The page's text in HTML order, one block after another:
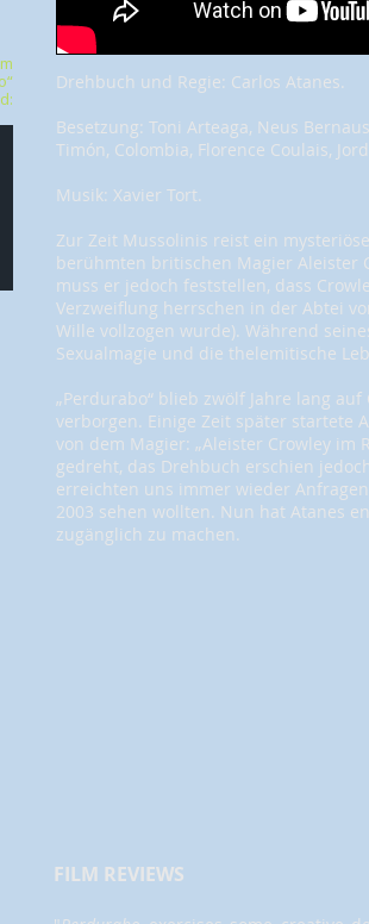
Drehbuch und Regie: Carlos Atanes.
Besetzung: Toni Arteaga, Neus
Timón, Colombia, Florence Coulais,
Musik: Xavier Tort.
Zur Zeit Mussolinis reist ein
berühmten britischen Magier Aleister
muss er jedoch feststellen, dass
Verzweiflung herrschen in der Abtei
Wille vollzogen wurde). Während
Sexualmagie und die thelemitische
„Perdurabo“ blieb zwölf Jahre lang
verborgen. Einige Zeit später startete
von dem Magier: „Aleister Crowley im
gedreht, das Drehbuch erschien
erreichten uns immer wieder
2003 sehen wollten. Nun hat Atanes
zugänglich zu machen.
FILM REVIEWS